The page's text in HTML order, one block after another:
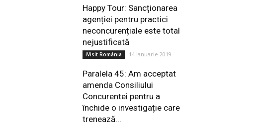
Happy Tour: Sancționarea
agenției pentru practici
neconcurențiale este total
nejustificată
iVisit România 14 ianuarie 2019
Paralela 45: Am acceptat
amenda Consiliului
Concurentei pentru a
închide o investigație care
trenează...